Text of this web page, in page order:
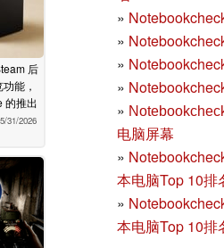
»
»
»
»
»
电脑屏幕
»
本电脑Top 10排
»
本电脑Top 10排
后
能，
的推出
31/2026